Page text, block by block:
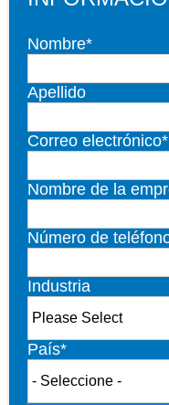
Nombre*
Apellido
Correo electrónico*
Nombre de la
Número de
Industria
País*